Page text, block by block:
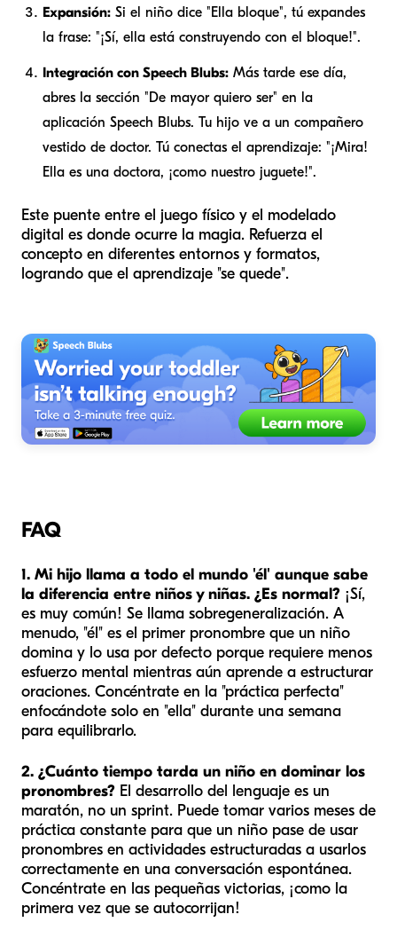
Expansión: Si el niño dice "Ella bloque", tú expandes
la frase: "¡Sí, ella está construyendo con el bloque!".
Integración con Speech Blubs: Más tarde ese día,
abres la sección "De mayor quiero ser" en la
aplicación Speech Blubs. Tu hijo ve a un compañero
vestido de doctor. Tú conectas el aprendizaje: "¡Mira!
Ella es una doctora, ¡como nuestro juguete!".
Este puente entre el juego físico y el modelado
digital es donde ocurre la magia. Refuerza el
concepto en diferentes entornos y formatos,
logrando que el aprendizaje "se quede".
FAQ
1. Mi hijo llama a todo el mundo 'él' aunque sabe
la diferencia entre niños y niñas. ¿Es normal? ¡Sí,
es muy común! Se llama sobregeneralización. A
menudo, "él" es el primer pronombre que un niño
domina y lo usa por defecto porque requiere menos
esfuerzo mental mientras aún aprende a estructurar
oraciones. Concéntrate en la "práctica perfecta"
enfocándote solo en "ella" durante una semana
para equilibrarlo.
2. ¿Cuánto tiempo tarda un niño en dominar los
pronombres? El desarrollo del lenguaje es un
maratón, no un sprint. Puede tomar varios meses de
práctica constante para que un niño pase de usar
pronombres en actividades estructuradas a usarlos
correctamente en una conversación espontánea.
Concéntrate en las pequeñas victorias, ¡como la
primera vez que se autocorrijan!